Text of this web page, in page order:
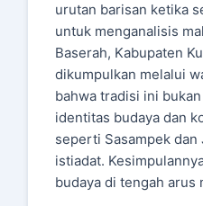
urutan barisan ketika
untuk menganalisis
Baserah, Kabupaten
dikumpulkan melalui
bahwa tradisi ini
identitas budaya dan
seperti Sasampek
istiadat.
budaya di tengah arus